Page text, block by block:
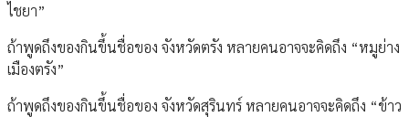
ไชยา”
ถ้าพูดถึงของกินขึ้นชื่อของ จังหวัดตรัง หลายคนอาจจะคิดถึง “หมูย่าง
เมืองตรัง”
ถ้าพูดถึงของกินขึ้นชื่อของ จังหวัดสุรินทร์ หลายคนอาจจะคิดถึง “ข้าว